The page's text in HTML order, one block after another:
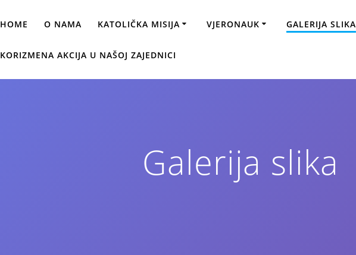
HOME O NAMA KATOLIČKA MISIJA VJERONAUK GALERIJA SLIKA
KORIZMENA AKCIJA U NAŠOJ ZAJEDNICI
Galerija slika